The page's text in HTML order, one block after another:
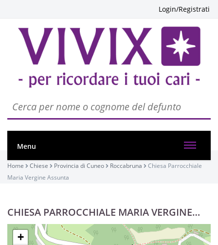
Login/Registrati
Menu
Home Chiese Provincia di Cuneo Roccabruna
Chiesa Parrocchiale
Maria Vergine Assunta
CHIESA PARROCCHIALE MARIA VERGINE
ASSUNTA
+